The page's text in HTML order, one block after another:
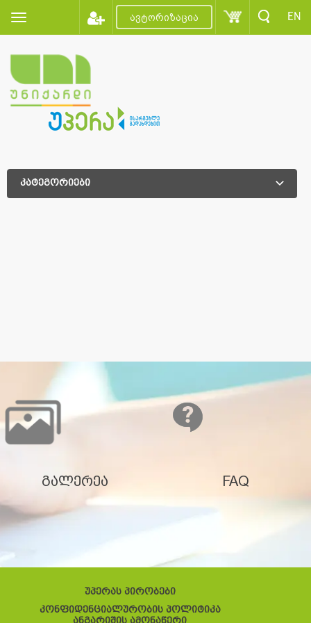
ავტორიზაცია EN
კატეგორიები
გალერეა FAQ
უპერას პირობები
კონფიდენციალურობის პოლიტიკა
ანგარიშის ამონაწერი